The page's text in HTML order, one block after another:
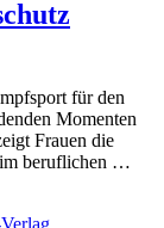
für den
Momenten
Frauen die
im beruflichen …